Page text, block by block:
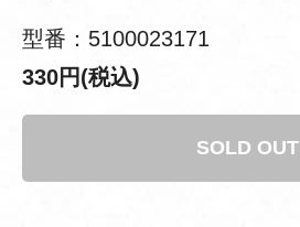
型番：5100023171
330円(税込)
SOLD OUT